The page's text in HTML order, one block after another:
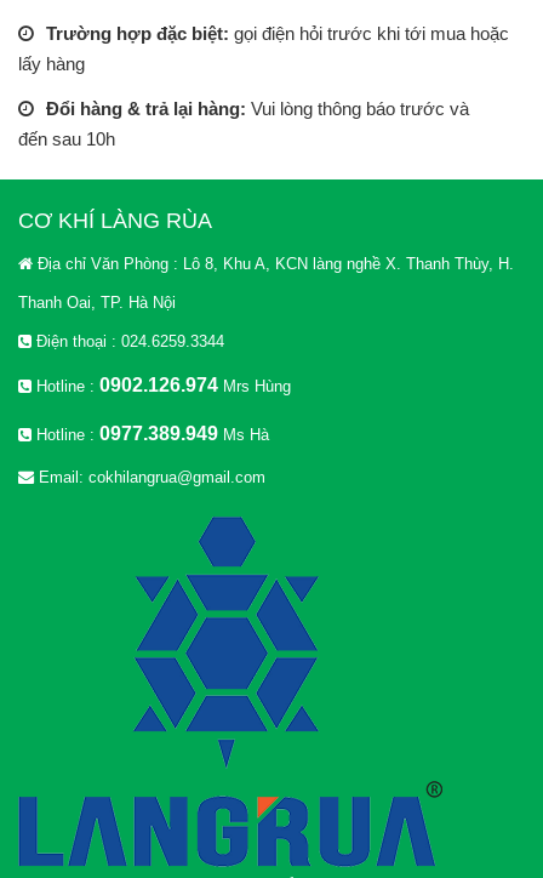
Trường hợp đặc biệt: gọi điện hỏi trước khi tới mua hoặc
lấy hàng
Đổi hàng & trả lại hàng: Vui lòng thông báo trước và
đến sau 10h
CƠ KHÍ LÀNG RÙA
Địa chỉ Văn Phòng : Lô 8, Khu A, KCN làng nghề X. Thanh Thùy, H.
Thanh Oai, TP. Hà Nội
Điện thoại : 024.6259.3344
Hotline : 0902.126.974 Mrs Hùng
Hotline : 0977.389.949 Ms Hà
Email: cokhilangrua@gmail.com